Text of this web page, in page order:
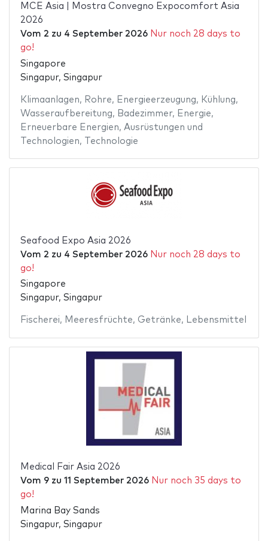
MCE Asia | Mostra Convegno Expocomfort Asia
2026
Vom 2 zu 4 September 2026 Nur noch 28 days to
go!
Singapore
Singapur, Singapur
Klimaanlagen, Rohre, Energieerzeugung, Kühlung,
Wasseraufbereitung, Badezimmer, Energie,
Erneuerbare Energien, Ausrüstungen und
Technologien, Technologie
Seafood Expo Asia 2026
Vom 2 zu 4 September 2026 Nur noch 28 days to
go!
Singapore
Singapur, Singapur
Fischerei, Meeresfrüchte, Getränke, Lebensmittel
Medical Fair Asia 2026
Vom 9zu 11 September 2026 Nur noch 35 days to
go!
Marina Bay Sands
Singapur, Singapur